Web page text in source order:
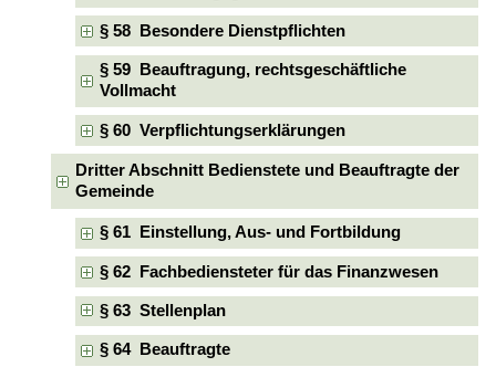
§ 58 Besondere Dienstpflichten
§ 59 Beauftragung, rechtsgeschäftliche
Vollmacht
§ 60 Verpflichtungserklärungen
Dritter Abschnitt Bedienstete und Beauftragte der
Gemeinde
§ 61 Einstellung, Aus- und Fortbildung
§ 62 Fachbediensteter für das Finanzwesen
§ 63 Stellenplan
§ 64 Beauftragte